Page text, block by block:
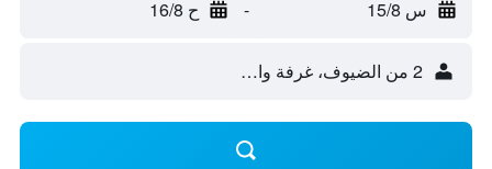
س 15/8 - ح 16/8
2 من الضيوف، غرفة واحدة